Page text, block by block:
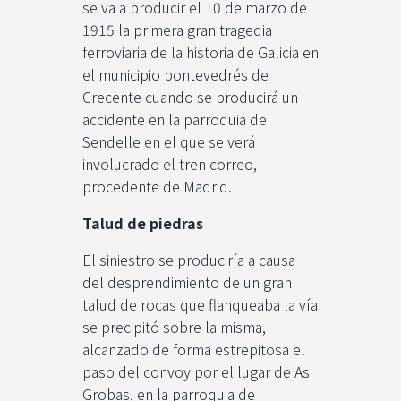
se va a producir el 10 de marzo de
1915 la primera gran tragedia
ferroviaria de la historia de Galicia en
el municipio pontevedrés de
Crecente cuando se producirá un
accidente en la parroquia de
Sendelle en el que se verá
involucrado el tren correo,
procedente de Madrid.
Talud de piedras
El siniestro se produciría a causa
del desprendimiento de un gran
talud de rocas que flanqueaba la vía
se precipitó sobre la misma,
alcanzado de forma estrepitosa el
paso del convoy por el lugar de As
Grobas, en la parroquia de